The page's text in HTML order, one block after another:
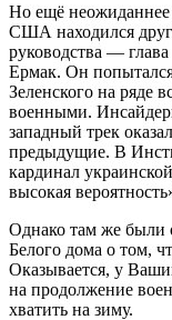
Но ещё неожиданнее
США находился
руководства —
Ермак. Он
Зеленского на ряде
военными.
западный трек
предыдущие. В
кардинал
высокая
Однако там же были
Белого дома о том,
Оказывается, у
на продолжение
хватить на зиму.